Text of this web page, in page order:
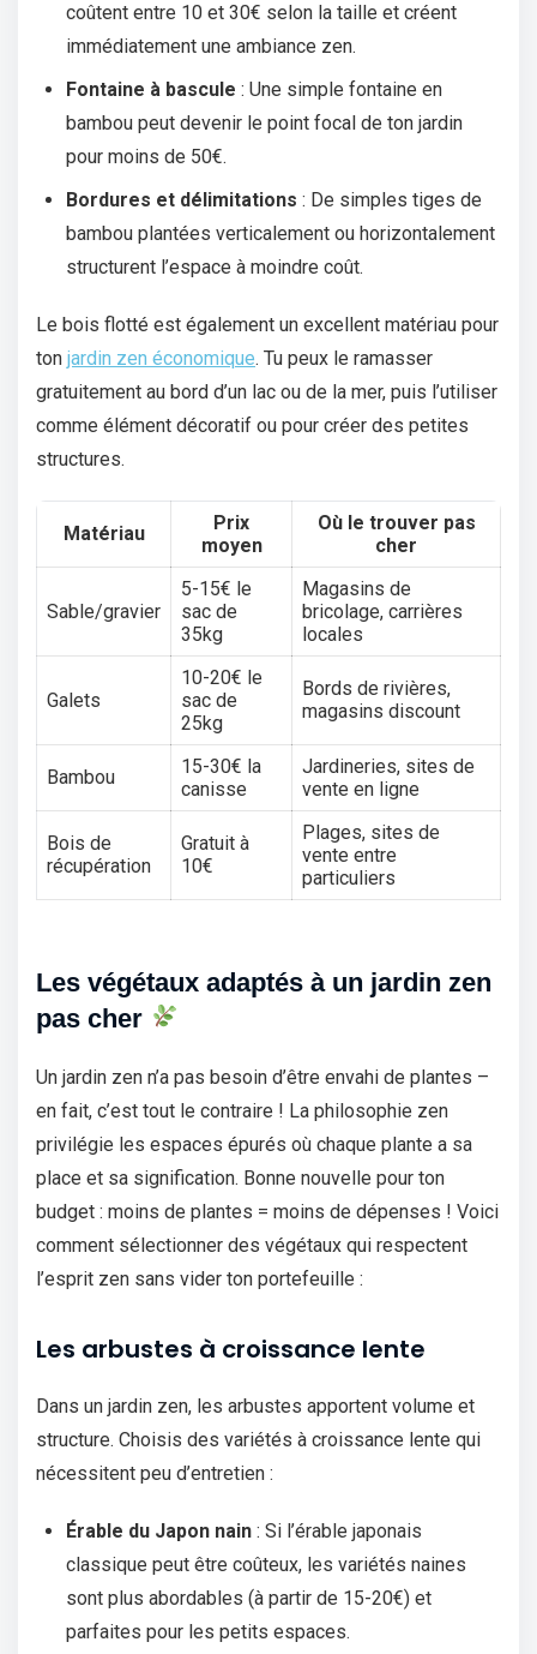
coûtent entre 10 et 30€ selon la taille et créent
immédiatement une ambiance zen.
Fontaine à bascule : Une simple fontaine en
bambou peut devenir le point focal de ton jardin
pour moins de 50€.
Bordures et délimitations : De simples tiges de
bambou plantées verticalement ou horizontalement
structurent l’espace à moindre coût.
Le bois flotté est également un excellent matériau pour
ton jardin zen économique. Tu peux le ramasser
gratuitement au bord d’un lac ou de la mer, puis l’utiliser
comme élément décoratif ou pour créer des petites
structures.
Matériau
Prix
moyen
Où le trouver pas
cher
Sable/gravier
5-15€ le
sac de
35kg
Magasins de
bricolage, carrières
locales
Galets
10-20€ le
sac de
25kg
Bords de rivières,
magasins discount
Bambou
15-30€ la
canisse
Jardineries, sites de
vente en ligne
Bois de
récupération
Gratuit à
10€
Plages, sites de
vente entre
particuliers
Les végétaux adaptés à un jardin zen
pas cher
Un jardin zen n’a pas besoin d’être envahi de plantes –
en fait, c’est tout le contraire ! La philosophie zen
privilégie les espaces épurés où chaque plante a sa
place et sa signification. Bonne nouvelle pour ton
budget : moins de plantes = moins de dépenses ! Voici
comment sélectionner des végétaux qui respectent
l’esprit zen sans vider ton portefeuille :
Les arbustes à croissance lente
Dans un jardin zen, les arbustes apportent volume et
structure. Choisis des variétés à croissance lente qui
nécessitent peu d’entretien :
Érable du Japon nain : Si l’érable japonais
classique peut être coûteux, les variétés naines
sont plus abordables (à partir de 15-20€) et
parfaites pour les petits espaces.